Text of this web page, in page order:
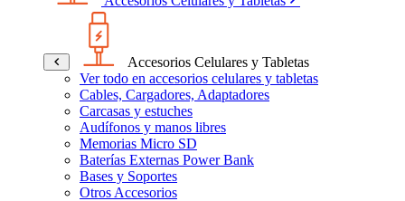
Accesorios Celulares y Tabletas
Ver todo en accesorios celulares y tabletas
Cables, Cargadores, Adaptadores
Carcasas y estuches
Audífonos y manos libres
Memorias Micro SD
Baterías Externas Power Bank
Bases y Soportes
Otros Accesorios